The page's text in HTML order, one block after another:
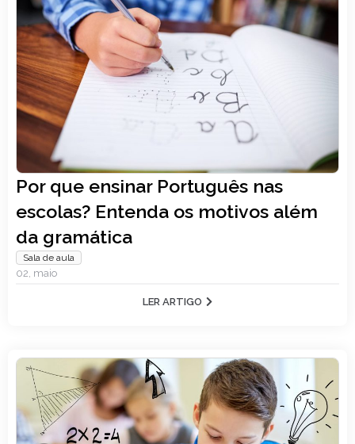
Por que ensinar Português nas
escolas? Entenda os motivos além
da gramática
Sala de aula
02, maio
LER ARTIGO